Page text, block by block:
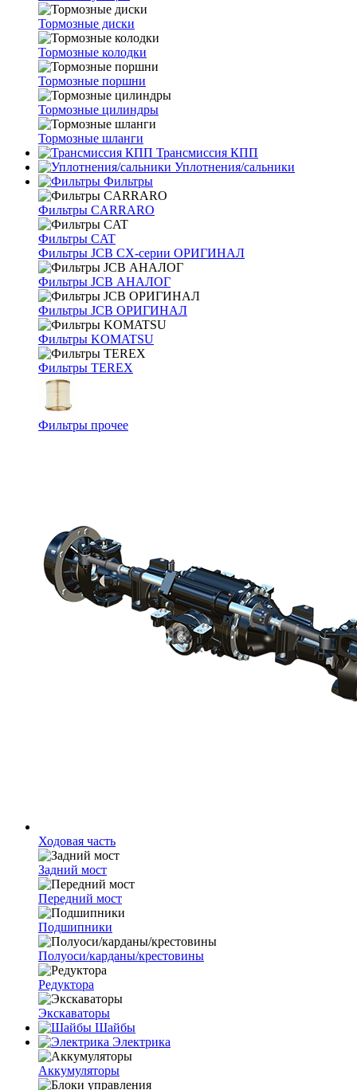
Тормозные диски
Тормозные колодки
Тормозные поршни
Тормозные цилиндры
Тормозные шланги
Трансмиссия КПП
Уплотнения/сальники
Фильтры
Фильтры CARRARO
Фильтры CAT
Фильтры JCB CX-серии ОРИГИНАЛ
Фильтры JCB АНАЛОГ
Фильтры JCB ОРИГИНАЛ
Фильтры KOMATSU
Фильтры TEREX
Фильтры прочее
Ходовая часть
Задний мост
Передний мост
Подшипники
Полуоси/карданы/крестовины
Редуктора
Экскаваторы
Шайбы
Электрика
Аккумуляторы